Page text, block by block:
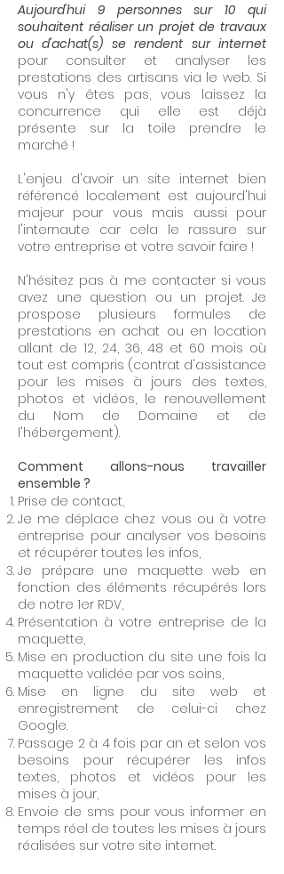
Aujourd'hui 9 personnes sur 10 qui
souhaitent réaliser un projet de travaux
ou d'achat(s) se rendent sur internet
pour consulter et analyser les
prestations des artisans via le web. Si
vous n'y êtes pas, vous laissez la
concurrence qui elle est déjà
présente sur la toile prendre le
marché !
L'enjeu d'avoir un site internet bien
référencé localement est aujourd'hui
majeur pour vous mais aussi pour
l'internaute car cela le rassure sur
votre entreprise et votre savoir faire !
N'hésitez pas à me contacter si vous
avez une question ou un projet. Je
prospose plusieurs formules de
prestations en achat ou en location
allant de 12, 24, 36, 48 et 60 mois où
tout est compris (contrat d'assistance
pour les mises à jours des textes,
photos et vidéos, le renouvellement
du Nom de Domaine et de
l'hébergement).
Comment allons-nous travailler
ensemble ?
Prise de contact,
Je me déplace chez vous ou à votre
entreprise pour analyser vos besoins
et récupérer toutes les infos,
Je prépare une maquette web en
fonction des éléments récupérés lors
de notre 1er RDV,
Présentation à votre entreprise de la
maquette,
Mise en production du site une fois la
maquette validée par vos soins,
Mise en ligne du site web et
enregistrement de celui-ci chez
Google.
Passage 2 à 4 fois par an et selon vos
besoins pour récupérer les infos
textes, photos et vidéos pour les
mises à jour,
Envoie de sms pour vous informer en
temps réel de toutes les mises à jours
réalisées sur votre site internet.